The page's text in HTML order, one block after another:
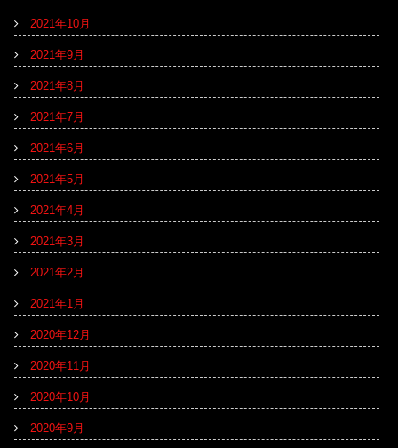
2021年10月
2021年9月
2021年8月
2021年7月
2021年6月
2021年5月
2021年4月
2021年3月
2021年2月
2021年1月
2020年12月
2020年11月
2020年10月
2020年9月